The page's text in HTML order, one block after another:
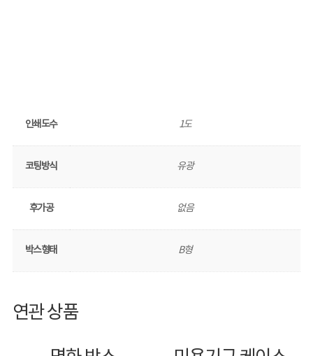
인쇄도수 1도
코팅방식 유광
후가공 없음
박스형태 B형
연관 상품